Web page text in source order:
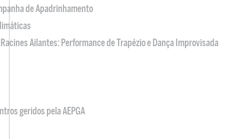
de Apadrinhamento
Ailantes: Performance de Trapézio e Dança Improvisada
geridos pela AEPGA